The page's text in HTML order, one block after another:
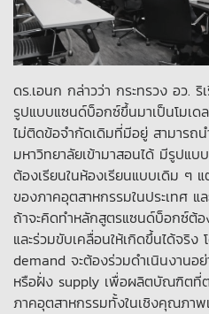
ดร.เอนก กล่าวว่า กระทรวง อว.
รูปแบบแซนด์บ็อกซ์ขึ้นมาเป็นโมเด
ไม่ติดข้อจำกัดเดิมที่มีอยู่ สามารถ
มหาวิทยาลัยเข้ามาสอนได้ มีรูปแบ
ต้องเรียนในห้องเรียนแบบเดิม ๆ
ของภาคอุตสาหกรรมในประเทศ แ
ถ้าจะคิดทำหลักสูตรแซนด์บ็อกซ์ต้
และร่วมขับเคลื่อนให้เกิดขึ้นได้จริ
demand จะต้องร่วมดำเนินงานอ
หรือฝั่ง supply เพื่อผลิตบัณฑิตที่ต
ภาคอุตสาหกรรมทั้งในเชิงคุณภาพ